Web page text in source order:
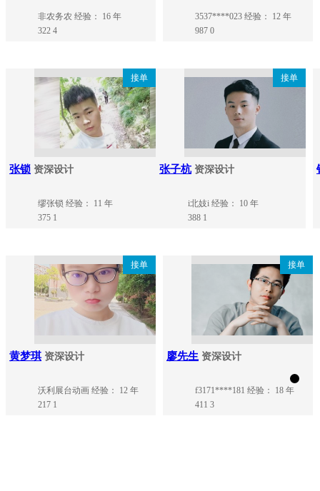
非农务农 经验： 16 年
322 4
3537****023 经验： 12 年
987 0
接单
张锁 资深设计
缪张锁 经验： 11 年
375 1
接单
张子杭 资深设计
i北妓i 经验： 10 年
388 1
接单
黄梦琪 资深设计
沃利展台动画 经验： 12 年
217 1
接单
廖先生 资深设计
f3171****181 经验： 18 年
411 3